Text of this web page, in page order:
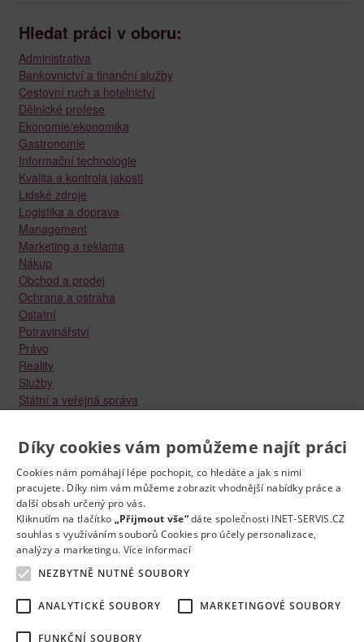
Hledat práci v oboru:
Administrativa
Bankovnictví a finanční služby
Cestovní ruch a hotelnictví
Dělnické profese
Ekonomie/ekonomika
Gastronomie
Informační technologie
Kvalita a kontrola jakosti
Lidské zdroje
Logistika a doprava
Management
Marketing a reklama
Nákup
Obchod a prodej
Ochrana a ostraha
Ostatní
Potravinářství
Právo
Reality
Služby
Státní a veřejná správa
Technika a elektrotechnika
Tvůrčí práce a design
Výroba
Vzdělávání a školství
Zdravotnictví
Zemědělství, lesnictví a vodní hospodářství
Díky cookies vám pomůžeme najít práci
Cookies nám pomáhají lépe pochopit, co hledáte a jak s nimi
pracujete. Díky nim vám můžeme zobrazit vhodnější nabídky práce a
další obsah určený pro vás.
Kliknutím na tlačítko „Přijmout vše“dáte společnosti INET-SERVIS.CZ
souhlas s využíváním souborů Cookies pro účely personalizace,
analýzy a marketingu. Více informací
NEZBYTNĚ NUTNÉ SOUBORY
ANALYTICKÉ SOUBORY MARKETINGOVÉ SOUBORY
FUNKČNÍ SOUBORY